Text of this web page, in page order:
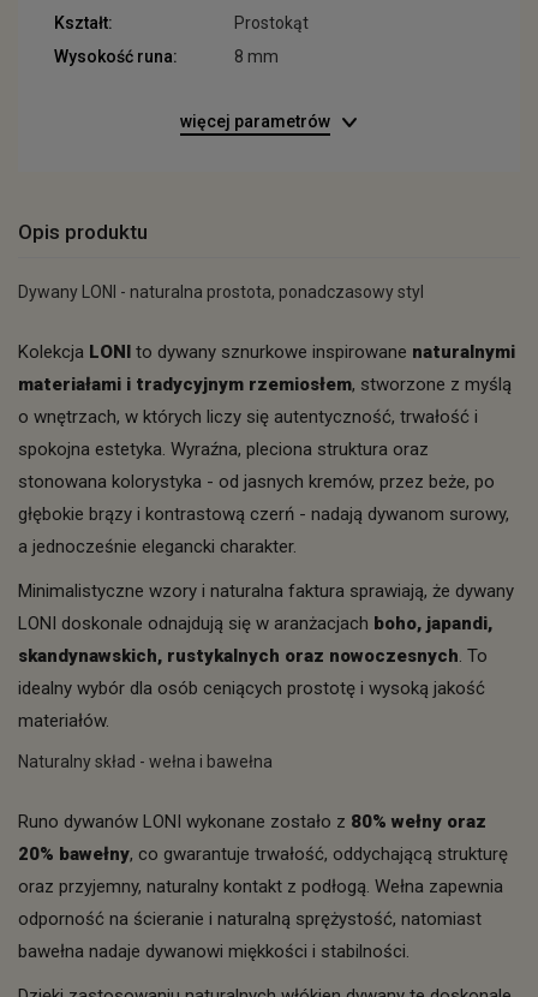
Kształt:
Prostokąt
Wysokość runa:
8 mm
więcej parametrów
Opis produktu
Dywany LONI - naturalna prostota, ponadczasowy styl
Kolekcja LONI to dywany sznurkowe inspirowane naturalnymi
materiałami i tradycyjnym rzemiosłem, stworzone z myślą
o wnętrzach, w których liczy się autentyczność, trwałość i
spokojna estetyka. Wyraźna, pleciona struktura oraz
stonowana kolorystyka - od jasnych kremów, przez beże, po
głębokie brązy i kontrastową czerń - nadają dywanom surowy,
a jednocześnie elegancki charakter.
Minimalistyczne wzory i naturalna faktura sprawiają, że dywany
LONI doskonale odnajdują się w aranżacjach boho, japandi,
skandynawskich, rustykalnych oraz nowoczesnych. To
idealny wybór dla osób ceniących prostotę i wysoką jakość
materiałów.
Naturalny skład - wełna i bawełna
Runo dywanów LONI wykonane zostało z 80% wełny oraz
20% bawełny, co gwarantuje trwałość, oddychającą strukturę
oraz przyjemny, naturalny kontakt z podłogą. Wełna zapewnia
odporność na ścieranie i naturalną sprężystość, natomiast
bawełna nadaje dywanowi miękkości i stabilności.